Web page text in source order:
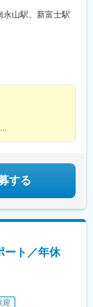
田町233-1（函館
のみ札幌市手稲
）【苗穂事業
）【苫小牧事業
業所】釧路市喜多
館市海岸町20-
可能場所あり
永山駅、新富士駅
いった方もOK！
する
ート／年休
迎